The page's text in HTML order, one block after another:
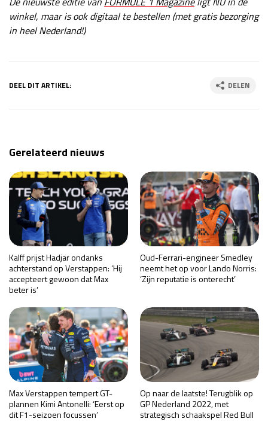
winkel, maar is ook digitaal te bestellen (met gratis bezorging
in heel Nederland!)
DEEL DIT ARTIKEL: DELEN
Gerelateerd nieuws
Kalff prijst Hadjar ondanks
achterstand op Verstappen: ‘Hij
accepteert gewoon dat Max
beter is’
Oud-Ferrari-engineer Smedley
neemt het op voor Lando Norris:
‘Zijn reputatie is onterecht’
Max Verstappen tempert GT-
plannen Kimi Antonelli: ‘Eerst op
dit F1-seizoen focussen’
Op naar de laatste! Terugblik op
GP Nederland 2022, met
strategisch schaakspel Red Bull